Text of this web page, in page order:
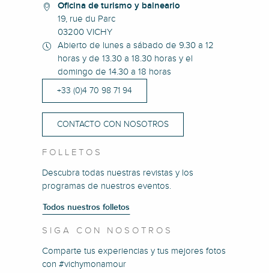
Oficina de turismo y balneario
19, rue du Parc
03200 VICHY
Abierto de lunes a sábado de 9.30 a 12
horas y de 13.30 a 18.30 horas y el
domingo de 14.30 a 18 horas
+33 (0)4 70 98 71 94
CONTACTO CON NOSOTROS
FOLLETOS
Descubra todas nuestras revistas y los
programas de nuestros eventos.
Todos nuestros folletos
SIGA CON NOSOTROS
Comparte tus experiencias y tus mejores fotos
con #vichymonamour